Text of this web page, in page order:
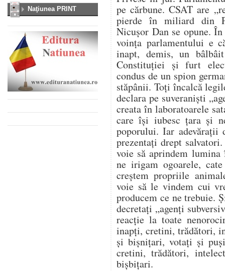
Naţiunea PRINT
pe cărbune. CSAT are
pierde în miliard din
Nicușor Dan se opune.
voința parlamentului e
inapt, demis, un
Constituției și furt
condus de un spion
stăpânii. Toți încalcă
declara pe suveraniști
creata în laboratoarele
care își iubesc țara și
poporului. Iar adevărații
prezentați drept
voie să aprindem lumina
ne irigam ogoarele,
creștem propriile
voie să le vindem cui
producem ce ne trebuie.
decretați „agenți
reacție la toate
inapți, cretini, trădători,
și bișnițari, votați și
cretini, trădători,
bișbițari.